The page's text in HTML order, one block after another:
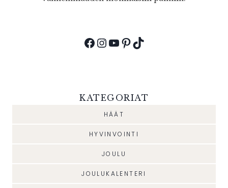
Facebook
Instagram
YouTube
Pinterest
TikTok
KATEGORIAT
HÄÄT
HYVINVOINTI
JOULU
JOULUKALENTERI